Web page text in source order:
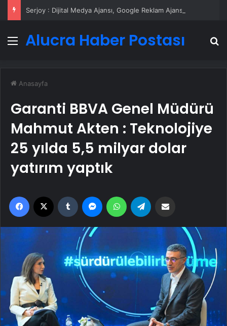
MenüAlucra Haber Postası
Anasayfa
Garanti BBVA Genel Müdürü
Mahmut Akten : Teknolojiye
25 yılda 5,5 milyar dolar
yatırım yaptık
Facebook Tumblr MessengerWhatsApp